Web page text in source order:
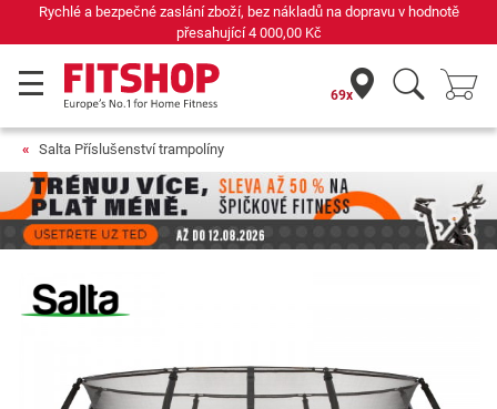
Rychlé a bezpečné zaslání zboží, bez nákladů na dopravu v hodnotě
přesahující4 000,00 Kč
69x
Salta Příslušenství trampolíny